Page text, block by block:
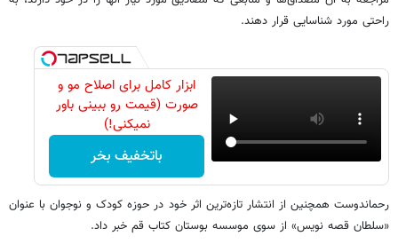
راحتی مورد شناسایی قرار دهند.
ابزار کامل برای اصلاح مو و
صورت (قیمت رو ببینی باور
نمیکنی!)
باتخفیف بخر
رحماندوست همچنین از انتشار تازه‌ترین اثر خود در حوزه کودک و نوجوان با عنوان
«سلطان قصه نویس» از سوی موسسه بوستان کتاب قم خبر داد.